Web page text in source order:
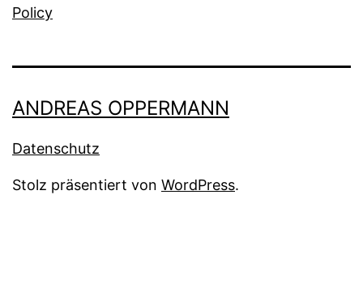
Policy
ANDREAS OPPERMANN
Datenschutz
Stolz präsentiert von WordPress.